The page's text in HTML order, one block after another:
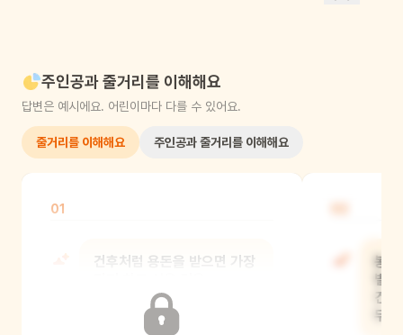
주인공과 줄거리를 이해해요
답변은 예시에요. 어린이마다 다를 수 있어요.
줄거리를 이해해요 주인공과 줄거리를 이해해요
01
건후처럼 용돈을 받으면 가장
무엇인가요? 저축하는 것과
하고 싶은 것
봉
벌
건
무